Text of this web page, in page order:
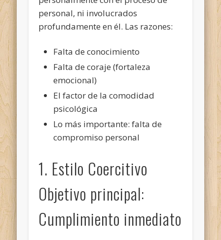
personal, ni involucrados
profundamente en él. Las razones:
Falta de conocimiento
Falta de coraje (fortaleza
emocional)
El factor de la comodidad
psicológica
Lo más importante: falta de
compromiso personal
1. Estilo Coercitivo
Objetivo principal:
Cumplimiento inmediato